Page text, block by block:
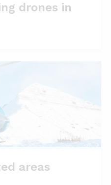
drones in
areas